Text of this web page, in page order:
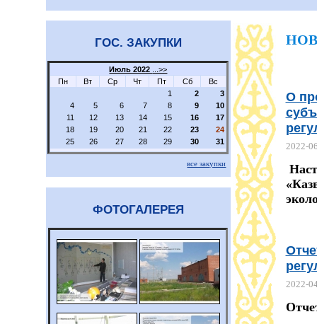
ГОС. ЗАКУПКИ
Июль 2022
...>>
Пн
Вт Ср Чт Пт Сб
Вс
1
2
3
4
5 6 7 8 9
10
11
12 13 14 15 16
17
18
19 20 21 22 23
24
25
26 27 28 29 30 31
все закупки
ФОТОГАЛЕРЕЯ
О
2022-
2022-